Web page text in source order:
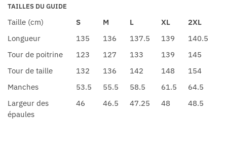
TAILLES DU GUIDE
Taille (cm) S M L XL
2XL
Longueur
135 136 137.5 139
140.5
Tour de poitrine
123 127 133 139
145
Tour de taille
132 136 142 148
154
Manches
53.5 55.5 58.5 61.5
64.5
Largeur des
épaules
46 46.5 47.25 48 48.5